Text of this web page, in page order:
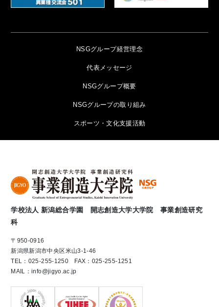
NSGグループ経営理念
代表メッセージ
NSGグループ概要
NSGグループの取り組み
スポーツ・文化支援活動
学校法人 新潟総合学園 開志創造大学大学院 事業創造研究
科
〒950-0916
新潟県新潟市中央区米山3-1-46
TEL：025-255-1250 FAX：025-255-1251
MAIL：info@jigyo.ac.jp